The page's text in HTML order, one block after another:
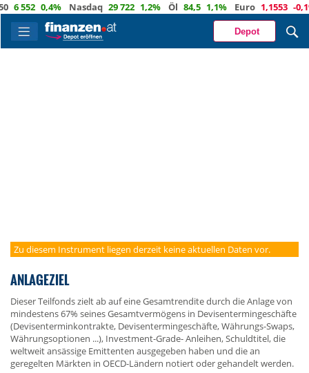
6 552 0,4% Nasdaq 29 722 1,2% Öl 84,5 1,1% Euro 1,1553 -0,1%
Depot
Zu diesem Instrument liegen derzeit keine aktuellen Daten vor.
ANLAGEZIEL
Dieser Teilfonds zielt ab auf eine Gesamtrendite durch die Anlage von
mindestens 67% seines Gesamtvermögens in Devisentermingeschäfte
(Devisenterminkontrakte, Devisentermingeschäfte, Währungs-Swaps,
Währungsoptionen ...), Investment-Grade- Anleihen, Schuldtitel, die
weltweit ansässige Emittenten ausgegeben haben und die an
geregelten Märkten in OECD-Ländern notiert oder gehandelt werden.